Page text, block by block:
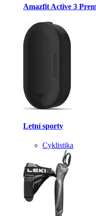
Amazfit Active 3
Letní sporty
Cyklistika